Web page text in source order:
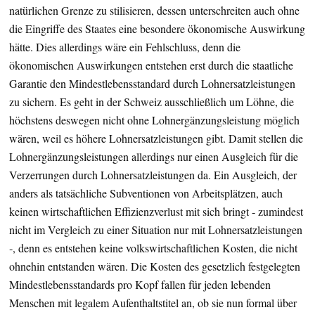
natürlichen Grenze zu stilisieren, dessen unterschreiten auch ohne
die Eingriffe des Staates eine besondere ökonomische Auswirkung
hätte. Dies allerdings wäre ein Fehlschluss, denn die
ökonomischen Auswirkungen entstehen erst durch die staatliche
Garantie den Mindestlebensstandard durch Lohnersatzleistungen
zu sichern. Es geht in der Schweiz ausschließlich um Löhne, die
höchstens deswegen nicht ohne Lohnergänzungsleistung möglich
wären, weil es höhere Lohnersatzleistungen gibt. Damit stellen die
Lohnergänzungsleistungen allerdings nur einen Ausgleich für die
Verzerrungen durch Lohnersatzleistungen da. Ein Ausgleich, der
anders als tatsächliche Subventionen von Arbeitsplätzen, auch
keinen wirtschaftlichen Effizienzverlust mit sich bringt ‐ zumindest
nicht im Vergleich zu einer Situation nur mit Lohnersatzleistungen
‐, denn es entstehen keine volkswirtschaftlichen Kosten, die nicht
ohnehin entstanden wären. Die Kosten des gesetzlich festgelegten
Mindestlebensstandards pro Kopf fallen für jeden lebenden
Menschen mit legalem Aufenthaltstitel an, ob sie nun formal über